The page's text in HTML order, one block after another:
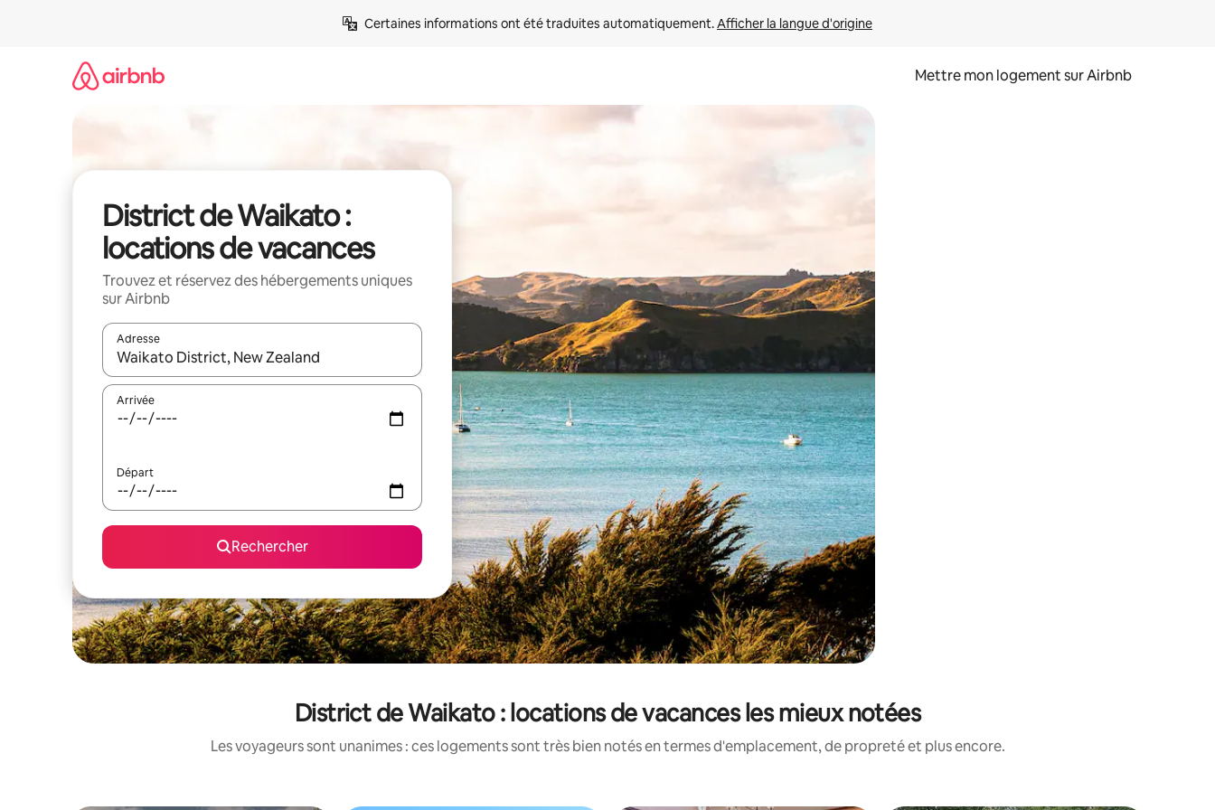
Certaines informations ont été traduites automatiquement. Afficher la langue d'origine
Mettre mon logement sur Airbnb
District de Waikato :
locations de vacances
Trouvez et réservez des hébergements uniques
sur Airbnb
Adresse
Lorsque les résultats s'affichent, utilisez les flèches vers le haut et vers le bas pour les parcourir ou en appuyant et en faisant glisser.
Arrivée
Départ
Rechercher
District de Waikato : locations de vacances les mieux notées
Les voyageurs sont unanimes : ces logements sont très bien notés en termes d'emplacement, de propreté et plus encore.